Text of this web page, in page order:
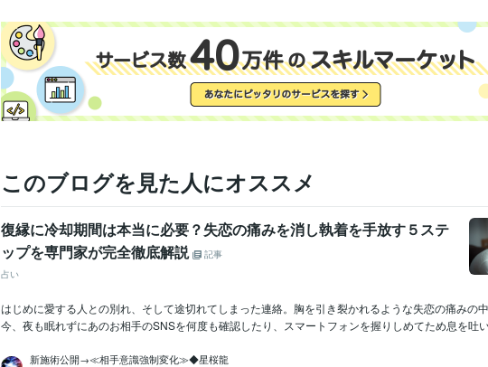
得意分野 占い 霊感タロット電話占い 霊感タロットメール占い 話し相手&愚
彼の気持ち 仕事
hsp
このブログを見た人にオススメ
復縁に冷却期間は本当に必要？失恋の痛みを消し執着を手放す５ステ
ップを専門家が完全徹底解説
記事
占い
はじめに愛する人との別れ、そして途切れてしまった連絡。胸を引き裂かれるような失恋の痛みの
今、夜も眠れずにあのお相手のSNSを何度も確認したり、スマートフォンを握りしめてため息を吐
新施術公開→≪相手意識強制変化≫◆星桜龍